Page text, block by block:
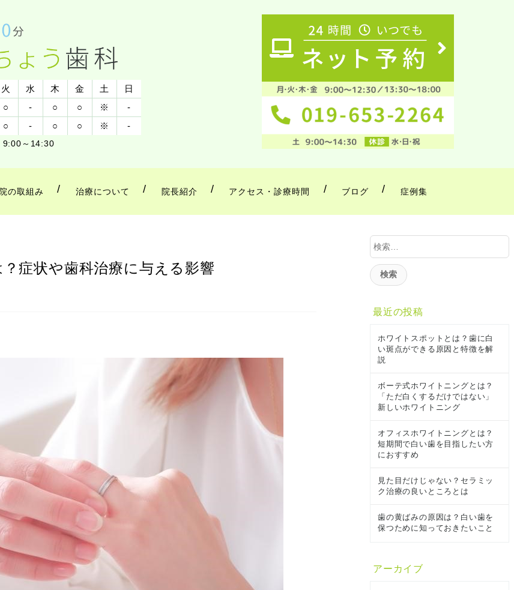
火 水 木 金 土
日
○ - ○ ○ ※
-
○ - ○ ○ ※ -
9:00～14:30
の取組み 治療について 院長紹介 アクセス・診療時間 ブログ 症例集
症状や歯科治療に与える影響
検
索
最近の投稿
ホワイトスポットとは？歯に白
い斑点ができる原因と特徴を解
説
ボーテ式ホワイトニングとは？
「ただ白くするだけではない」
新しいホワイトニング
オフィスホワイトニングとは？
短期間で白い歯を目指したい方
におすすめ
見た目だけじゃない？セラミッ
ク治療の良いところとは
歯の黄ばみの原因は？白い歯を
保つために知っておきたいこと
アーカイブ